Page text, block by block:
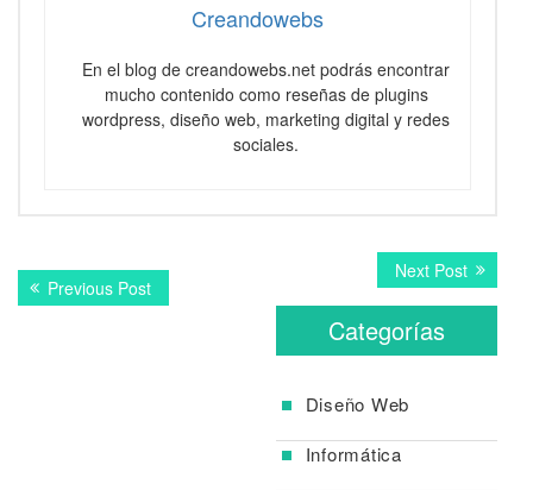
Creandowebs
En el blog de creandowebs.net podrás encontrar
mucho contenido como reseñas de plugins
wordpress, diseño web, marketing digital y redes
sociales.
Navegación
dePrevious PostPrevious
post:
Next PostNext
post:
Categorías
Diseño Web
Informática